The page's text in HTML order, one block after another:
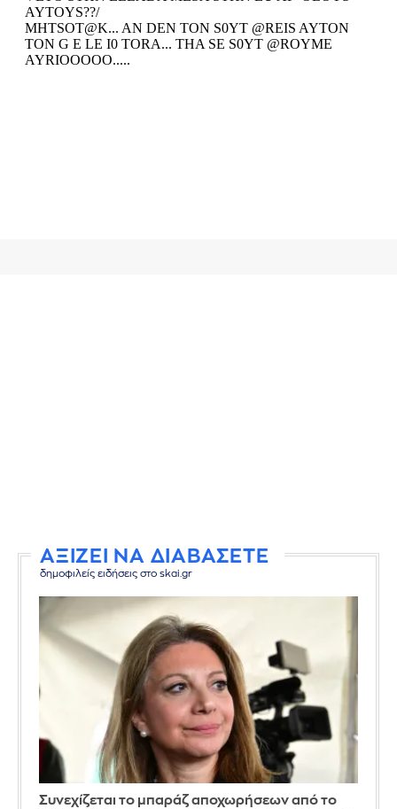
ΑΞΙΖΕΙ ΝΑ ΔΙΑΒΑΣΕΤΕ
δημοφιλείς ειδήσεις στο skai.gr
Συνεχίζεται το μπαράζ αποχωρήσεων από το